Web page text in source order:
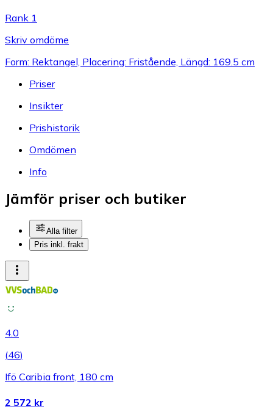
Rank 1
Skriv omdöme
Form: Rektangel, Placering: Fristående, Längd: 169.5 cm
Priser
Insikter
Prishistorik
Omdömen
Info
Jämför priser och butiker
Alla filter
Pris inkl. frakt
4.0
(46)
Ifö Caribia front, 180 cm
2 572 kr